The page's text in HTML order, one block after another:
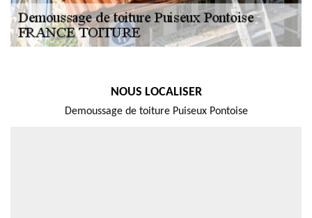
NOUS LOCALISER
Demoussage de toiture Puiseux Pontoise